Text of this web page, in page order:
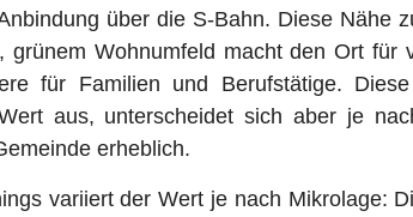
über die S-Bahn. Diese Nähe
grünem Wohnumfeld macht den Ort für
für Familien und Berufstätige.
aus, unterscheidet sich aber je
erheblich.
variiert der Wert je nach Mikrolage: